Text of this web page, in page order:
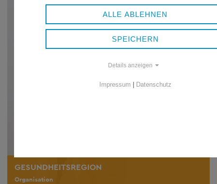
GESUNDHEITSREGION
Organisation
ALLE ABLEHNEN
SPEICHERN
Details anzeigen
Impressum Datenschutz